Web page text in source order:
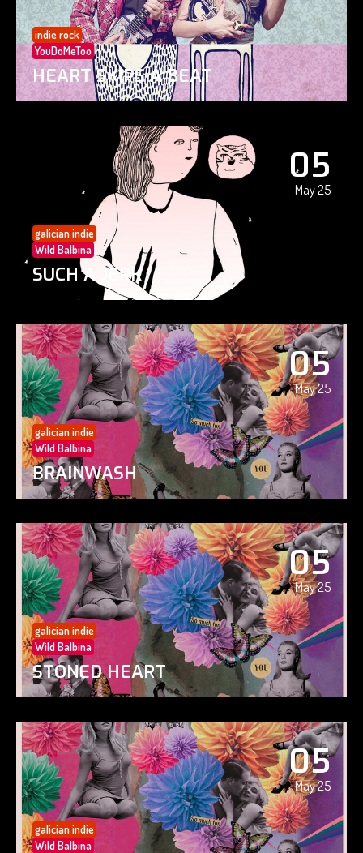
indie rock
YouDoMeToo
HEART SKIPS A BEAT
05
May 25
galician indie
Wild Balbina
SUCH A JERK
05
May 25
galician indie
Wild Balbina
BRAINWASH
05
May 25
galician indie
Wild Balbina
STONED HEART
05
May 25
galician indie
Wild Balbina